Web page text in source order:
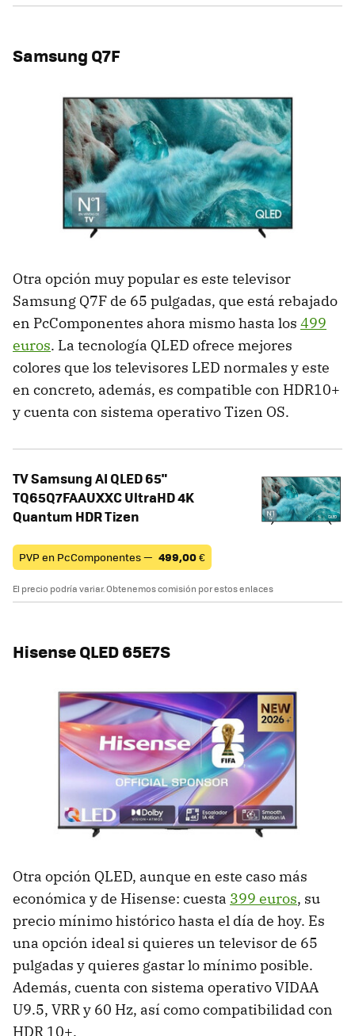
Samsung Q7F
Otra opción muy popular es este televisor
Samsung Q7F de 65 pulgadas, que está rebajado
en PcComponentes ahora mismo hasta los 499
euros. La tecnología QLED ofrece mejores
colores que los televisores LED normales y este
en concreto, además, es compatible con HDR10+
y cuenta con sistema operativo Tizen OS.
TV Samsung AI QLED 65"
TQ65Q7FAAUXXC UltraHD 4K
Quantum HDR Tizen
PVP en PcComponentes — 499,00€
El precio podría variar. Obtenemos comisión por estos enlaces
Hisense QLED 65E7S
Otra opción QLED, aunque en este caso más
económica y de Hisense: cuesta 399 euros, su
precio mínimo histórico hasta el día de hoy. Es
una opción ideal si quieres un televisor de 65
pulgadas y quieres gastar lo mínimo posible.
Además, cuenta con sistema operativo VIDAA
U9.5, VRR y 60 Hz, así como compatibilidad con
HDR 10+.